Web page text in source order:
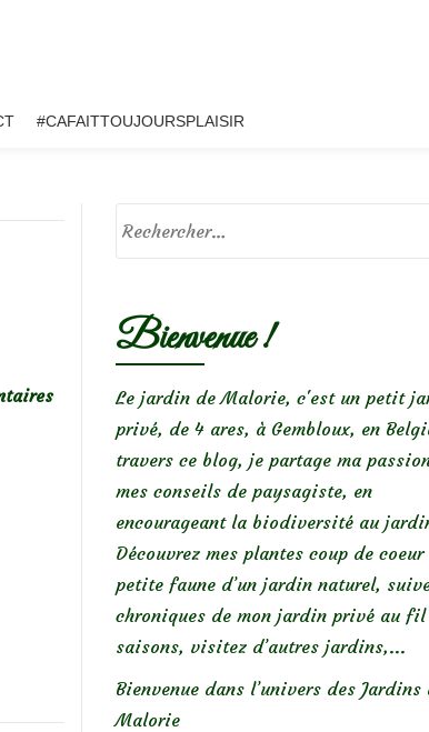
#CAFAITTOUJOURSPLAISIR
Bienvenue !
Le jardin de Malorie, c'est un petit
privé, de 4 ares, à Gembloux, en
travers ce blog, je partage ma
mes conseils de paysagiste, en
encourageant la biodiversité au
Découvrez mes plantes coup de
petite faune d’un jardin naturel,
chroniques de mon jardin privé au fil
saisons, visitez d’autres jardins,...
Bienvenue dans l’univers des Jardins
Malorie